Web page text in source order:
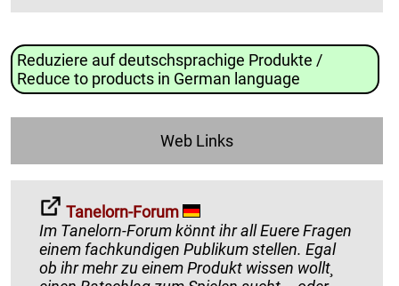
Reduziere auf deutschsprachige Produkte /
Reduce to products in German language
Web Links
Tanelorn-Forum
Im Tanelorn-Forum könnt ihr all Euere Fragen
einem fachkundigen Publikum stellen. Egal
ob ihr mehr zu einem Produkt wissen wollt¸